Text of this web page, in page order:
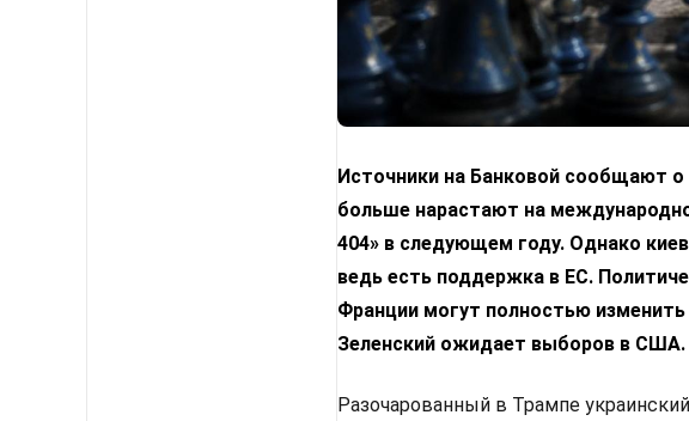
Источники на Банковой сообщают
больше нарастают на
404» в следующем году. Однако
ведь есть поддержка в ЕС.
Франции могут полностью
Зеленский ожидает выборов в США.
Разочарованный в Трампе